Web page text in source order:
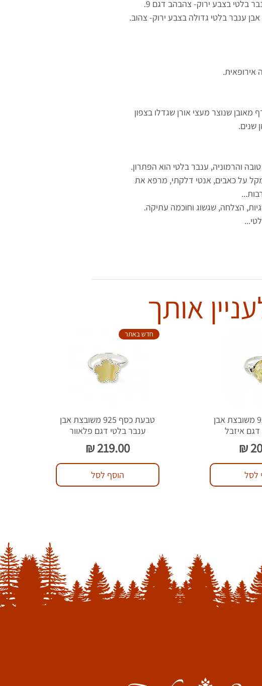
ענבר בלטי גדולה בצבע ירוק- צהוב.
אירופאית.
מאובן שנוצר מעצי אורן שגדלו בצפון
והרמוניה, ענבר בלטי הוא הפתרון.
על כאבים, אנטי דלקתי, מרפא את
הצלחה, שגשוג וחוכמה עתיקה.
אותך
טבעת כסף 925 משובצת אבן
איזבל
לסל
חדש באתר
טבעת כסף 925 משובצת אבן
ענבר בלטי דגם פלאוור
מחיר‏219.00 ‏₪
הוסף לסל